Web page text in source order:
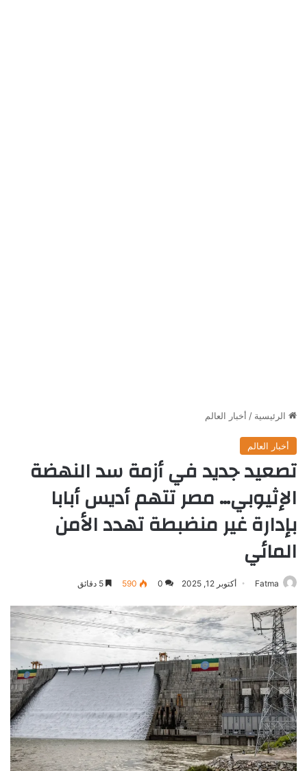
الرئيسية / أخبار العالم
أخبار العالم
تصعيد جديد في أزمة سد النهضة
الإثيوبي… مصر تتهم أديس أبابا
بإدارة غير منضبطة تهدد الأمن
المائي
Fatma أكتوبر 12, 2025 0
590